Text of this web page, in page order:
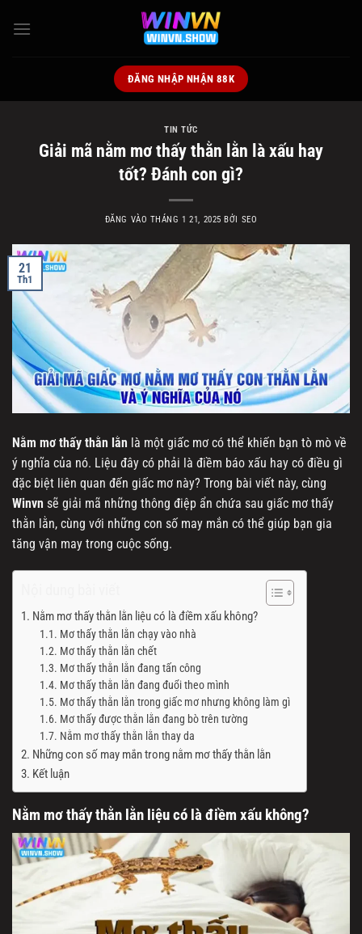
qua
ĐĂNG NHẬP NHẬN 88K
TIN TỨC
Giải mã nằm mơ thấy thằn lằn là xấu hay
tốt? Đánh con gì?
ĐĂNG VÀO THÁNG 1 21, 2025 BỞI SEO
21
Th1
Nằm mơ thấy thằn lằn là một giấc mơ có thể khiến bạn tò mò về
ý nghĩa của nó. Liệu đây có phải là điềm báo xấu hay có điều gì
đặc biệt liên quan đến giấc mơ này? Trong bài viết này, cùng
Winvn sẽ giải mã những thông điệp ẩn chứa sau giấc mơ thấy
thằn lằn, cùng với những con số may mắn có thể giúp bạn gia
tăng vận may trong cuộc sống.
Nằm mơ thấy thằn lằn liệu có là điềm xấu không?
Mơ thấy thằn lằn chạy vào nhà
Mơ thấy thằn lằn chết
Mơ thấy thằn lằn đang tấn công
Mơ thấy thằn lằn đang đuổi theo mình
Mơ thấy thằn lằn trong giấc mơ nhưng không làm gì
Mơ thấy được thằn lằn đang bò trên tường
Nằm mơ thấy thằn lằn thay da
Những con số may mắn trong nằm mơ thấy thằn lằn
Kết luận
Nằm mơ thấy thằn lằn liệu có là điềm xấu không?